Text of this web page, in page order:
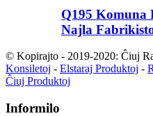
Q195 Komuna
Najla
© Kopirajto - 2019-2020: Ĉiuj
Konsiletoj - Elstaraj Produktoj -
Ĉiuj Produktoj
Informilo